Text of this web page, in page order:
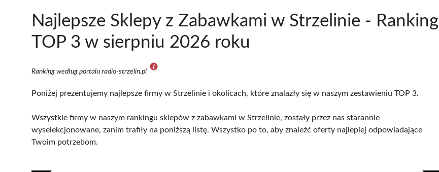
Najlepsze Sklepy z Zabawkami w Strzelinie - Ranking
TOP 3 w sierpniu 2026 roku
Ranking według portalu radio-strzelin.pl
Poniżej prezentujemy najlepsze firmy w Strzelinie i okolicach, które znalazły się w naszym zestawieniu TOP 3.
Wszystkie firmy w naszym rankingu sklepów z zabawkami w Strzelinie, zostały przez nas starannie
wyselekcjonowane, zanim trafiły na poniższą listę. Wszystko po to, aby znaleźć oferty najlepiej odpowiadające
Twoim potrzebom.